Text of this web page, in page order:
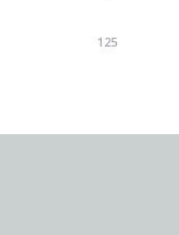
125